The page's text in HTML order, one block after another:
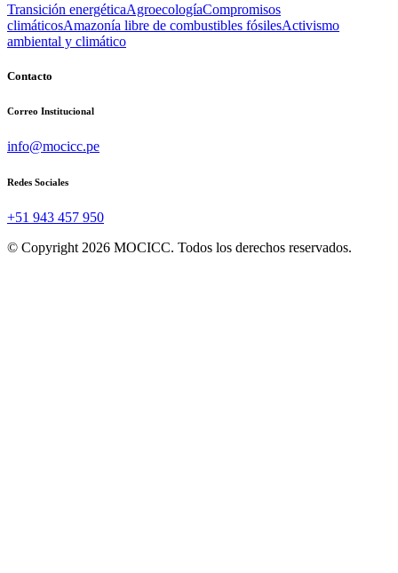
Transición energéticaAgroecologíaCompromisos
climáticosAmazonía libre de combustibles fósilesActivismo
ambiental y climático
Contacto
Correo Institucional
info@mocicc.pe
Redes Sociales
+51 943 457 950
© Copyright 2026 MOCICC. Todos los derechos reservados.